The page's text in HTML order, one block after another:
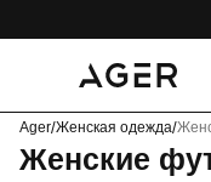
Ager/Женская одежда/
Женские